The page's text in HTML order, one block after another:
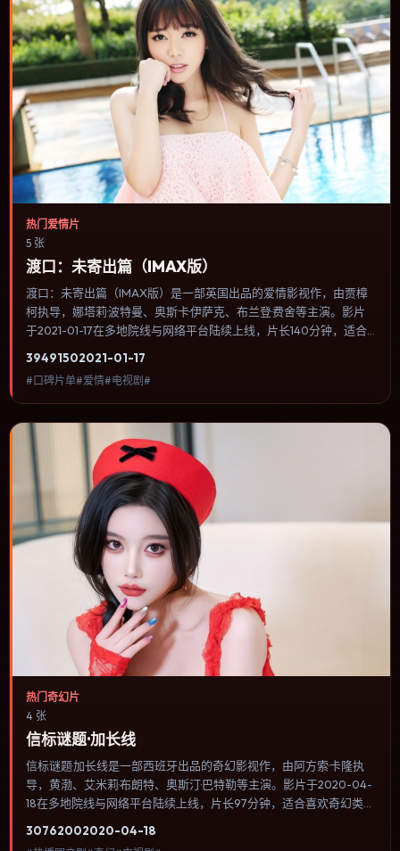
热门爱情片
5 张
渡口：未寄出篇（IMAX版）
渡口：未寄出篇（IMAX版）是一部英国出品的爱情影视作，由贾樟
柯执导，娜塔莉·波特曼、奥斯卡·伊萨克、布兰登·费舍等主演。影片
于2021-01-17在多地院线与网络平台陆续上线，片长140分钟，适合
聚焦人物选择与情节推进，节奏与视听语言统一，可作为休闲观影或
类型片补片的选择。
39491502021-01-17
#口碑片单#爱情#电视剧#
热门奇幻片
4 张
信标谜题·加长线
信标谜题·加长线是一部西班牙出品的奇幻影视作，由阿方索·卡隆执
导，黄渤、艾米莉·布朗特、奥斯汀·巴特勒等主演。影片于2020-04-
18在多地院线与网络平台陆续上线，片长97分钟，适合喜欢奇幻类
30762002020-04-18